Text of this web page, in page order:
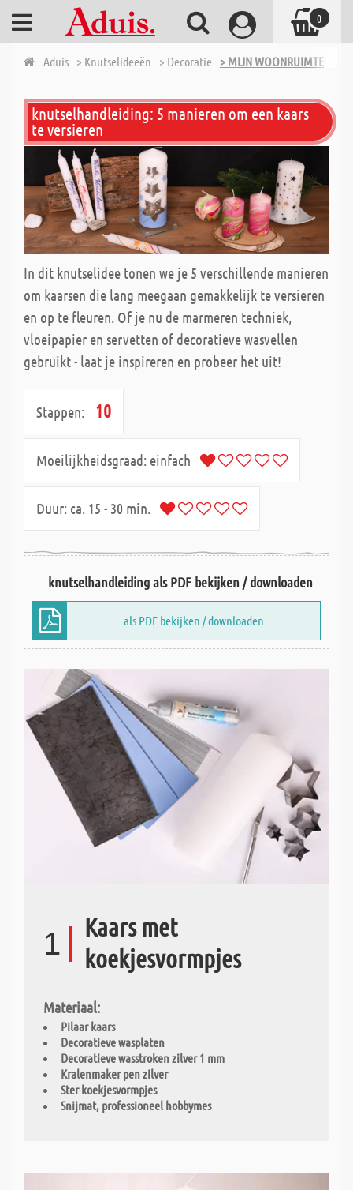
Aduis > Knutselideeën > Decoratie > MIJN WOONRUIMTE
knutselhandleiding: 5 manieren om een kaars
te versieren
In dit knutselidee tonen we je 5 verschillende manieren
om kaarsen die lang meegaan gemakkelijk te versieren
en op te fleuren. Of je nu de marmeren techniek,
vloeipapier en servetten of decoratieve wasvellen
gebruikt - laat je inspireren en probeer het uit!
Stappen: 10
Moeilijkheidsgraad: einfach
Duur: ca. 15 - 30 min.
knutselhandleiding als PDF bekijken / downloaden
als PDF bekijken / downloaden
1
Kaars met
koekjesvormpjes
Materiaal:
Pilaar kaars
Decoratieve wasplaten
Decoratieve wasstroken zilver 1 mm
Kralenmaker pen zilver
Ster koekjesvormpjes
Snijmat, professioneel hobbymes
0